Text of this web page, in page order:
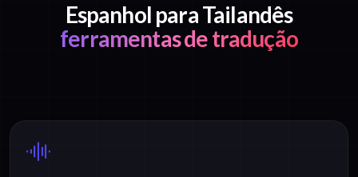
Espanhol para Tailandês
ferramentas de tradução